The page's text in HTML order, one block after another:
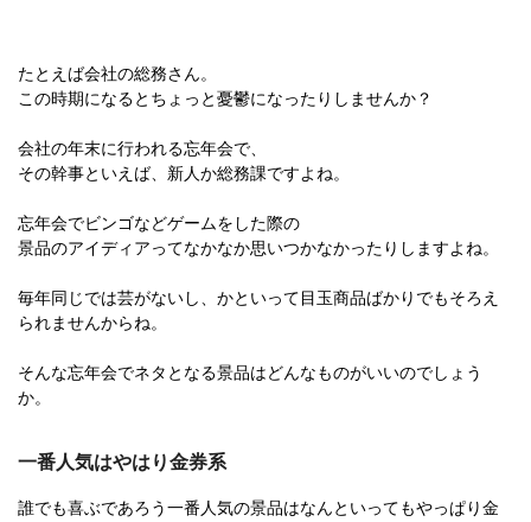
たとえば会社の総務さん。
この時期になるとちょっと憂鬱になったりしませんか？
会社の年末に行われる忘年会で、
その幹事といえば、新人か総務課ですよね。
忘年会でビンゴなどゲームをした際の
景品のアイディアってなかなか思いつかなかったりしますよね。
毎年同じでは芸がないし、かといって目玉商品ばかりでもそろえ
られませんからね。
そんな忘年会でネタとなる景品はどんなものがいいのでしょう
か。
一番人気はやはり金券系
誰でも喜ぶであろう一番人気の景品はなんといってもやっぱり金